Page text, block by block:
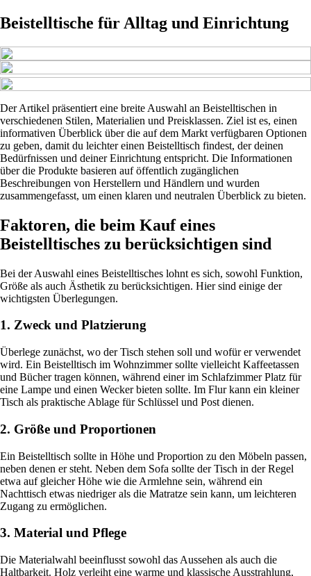
Beistelltische für Alltag und Einrichtung
Der Artikel präsentiert eine breite Auswahl an Beistelltischen in
verschiedenen Stilen, Materialien und Preisklassen. Ziel ist es, einen
informativen Überblick über die auf dem Markt verfügbaren Optionen
zu geben, damit du leichter einen Beistelltisch findest, der deinen
Bedürfnissen und deiner Einrichtung entspricht. Die Informationen
über die Produkte basieren auf öffentlich zugänglichen
Beschreibungen von Herstellern und Händlern und wurden
zusammengefasst, um einen klaren und neutralen Überblick zu bieten.
Faktoren, die beim Kauf eines
Beistelltisches zu berücksichtigen sind
Bei der Auswahl eines Beistelltisches lohnt es sich, sowohl Funktion,
Größe als auch Ästhetik zu berücksichtigen. Hier sind einige der
wichtigsten Überlegungen.
1. Zweck und Platzierung
Überlege zunächst, wo der Tisch stehen soll und wofür er verwendet
wird. Ein Beistelltisch im Wohnzimmer sollte vielleicht Kaffeetassen
und Bücher tragen können, während einer im Schlafzimmer Platz für
eine Lampe und einen Wecker bieten sollte. Im Flur kann ein kleiner
Tisch als praktische Ablage für Schlüssel und Post dienen.
2. Größe und Proportionen
Ein Beistelltisch sollte in Höhe und Proportion zu den Möbeln passen,
neben denen er steht. Neben dem Sofa sollte der Tisch in der Regel
etwa auf gleicher Höhe wie die Armlehne sein, während ein
Nachttisch etwas niedriger als die Matratze sein kann, um leichteren
Zugang zu ermöglichen.
3. Material und Pflege
Die Materialwahl beeinflusst sowohl das Aussehen als auch die
Haltbarkeit. Holz verleiht eine warme und klassische Ausstrahlung,